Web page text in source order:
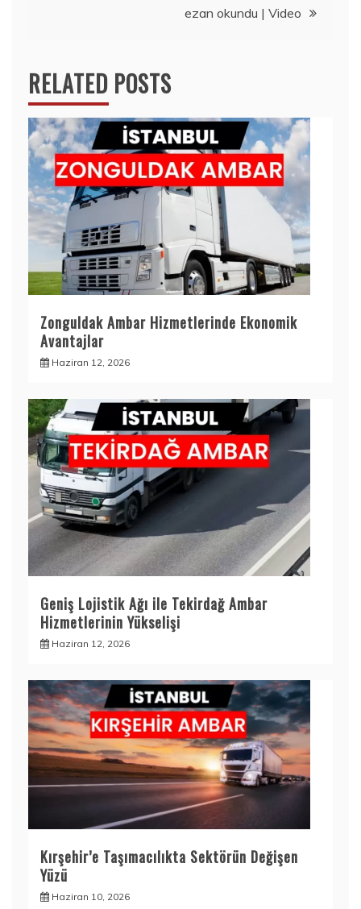
ezan okundu | Video
RELATED POSTS
Zonguldak Ambar Hizmetlerinde Ekonomik
Avantajlar
Haziran 12, 2026
Geniş Lojistik Ağı ile Tekirdağ Ambar
Hizmetlerinin Yükselişi
Haziran 12, 2026
Kırşehir’e Taşımacılıkta Sektörün Değişen
Yüzü
Haziran 10, 2026